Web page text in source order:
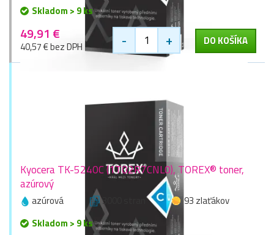
Skladom > 9 ks
49,91 €
40,57 € bez DPH - + DO KOŠÍKA
Kyocera TK-5240C (1T02R7CNL0), TOREX® toner,
azúrový
azúrová 3000 stran
93 zlaťákov
Skladom > 9 ks